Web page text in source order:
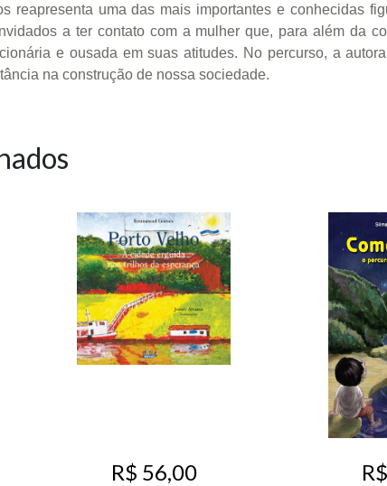
reapresenta uma das mais importantes e conhecidas
a ter contato com a mulher que, para além da
e ousada em suas atitudes. No percurso, a
na construção de nossa sociedade.
R$ 56,00